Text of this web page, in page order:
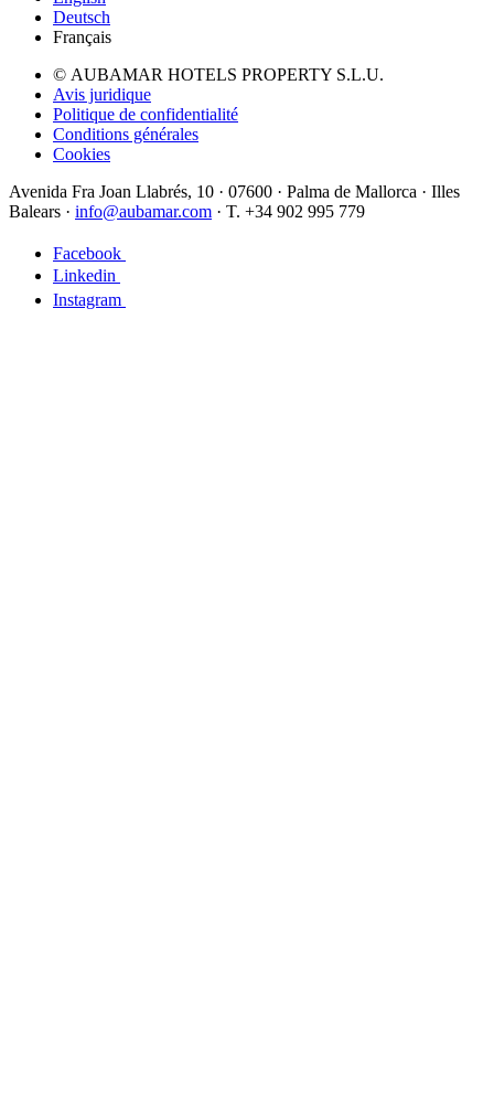
Deutsch
Français
© AUBAMAR HOTELS PROPERTY S.L.U.
Avis juridique
Politique de confidentialité
Conditions générales
Cookies
Avenida Fra Joan Llabrés, 10 · 07600 · Palma de Mallorca · Illes
Balears · info@aubamar.com · T. +34 902 995 779
Facebook
Linkedin
Instagram